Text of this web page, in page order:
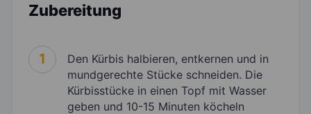
Zubereitung
1
Den Kürbis halbieren, entkernen und in
mundgerechte Stücke schneiden. Die
Kürbisstücke in einen Topf mit Wasser
geben und 10-15 Minuten köcheln